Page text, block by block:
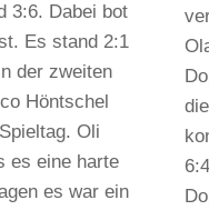
3:6. Dabei bot
Es stand 2:1
der zweiten
Höntschel
Oli
es eine harte
es war ein